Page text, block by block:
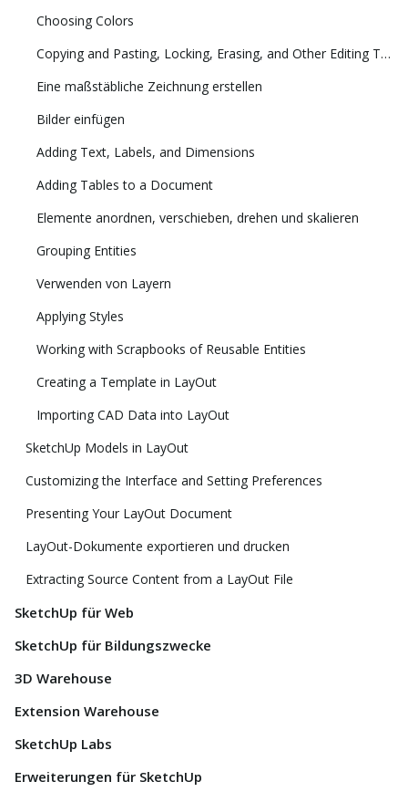
Choosing Colors
Copying and Pasting, Locking, Erasing, and Other Editing Tasks
Eine maßstäbliche Zeichnung erstellen
Bilder einfügen
Adding Text, Labels, and Dimensions
Adding Tables to a Document
Elemente anordnen, verschieben, drehen und skalieren
Grouping Entities
Verwenden von Layern
Applying Styles
Working with Scrapbooks of Reusable Entities
Creating a Template in LayOut
Importing CAD Data into LayOut
SketchUp Models in LayOut
Customizing the Interface and Setting Preferences
Presenting Your LayOut Document
LayOut-Dokumente exportieren und drucken
Extracting Source Content from a LayOut File
SketchUp für Web
SketchUp für Bildungszwecke
3D Warehouse
Extension Warehouse
SketchUp Labs
Erweiterungen für SketchUp